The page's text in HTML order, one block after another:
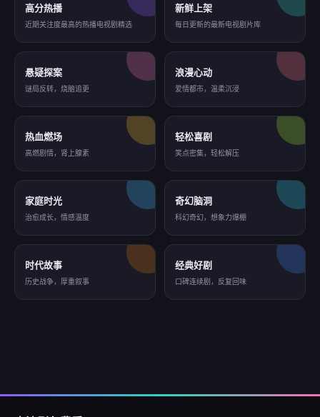
高分热播
近期关注度最高的热播电视剧精选
新鲜上架
每日更新的最新电视剧片库
悬疑探案
谜局反转，烧脑追更
浪漫心动
爱情都市，温柔沉浸
热血燃场
高燃剧情，肾上腺素
轻松喜剧
笑点密集，轻松解压
家庭时光
治愈成长，情感温度
奇幻脑洞
科幻奇幻，想象力爆棚
时代故事
历史战争，厚重叙事
经典好剧
口碑连续剧，反复回味